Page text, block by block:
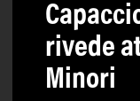
rivede
Minori